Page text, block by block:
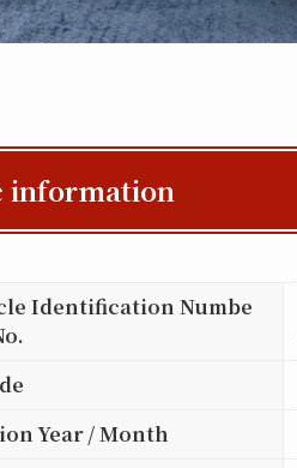
information
Identification Numbe
Year / Month